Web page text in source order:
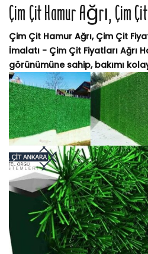
Çim Çit Hamur Ağrı, Çim
Çim Çit Hamur Ağrı, Çim Çit
İmalatı - Çim Çit Fiyatları Ağrı
görünümüne sahip, bakımı